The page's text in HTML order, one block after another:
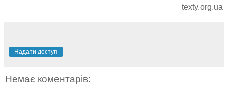
texty.org.ua
Надати доступ
Немає коментарів: